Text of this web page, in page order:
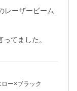
レーザービーム
てました。
ー×ブラック